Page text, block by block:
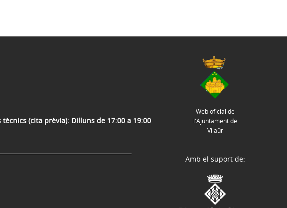
(cita prèvia): Dilluns de 17:00 a 19:00
Web oficial de
l'Ajuntament de
Vilaür
Amb el suport de: